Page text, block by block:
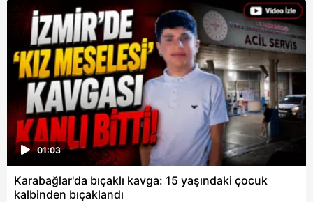
01:03
Karabağlar'da bıçaklı kavga: 15 yaşındaki çocuk
kalbinden bıçaklandı